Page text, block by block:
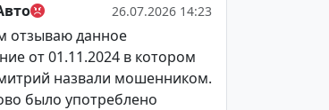
26.07.2026 14:23
отзываю данное
от 01.11.2024 в котором
назвали мошенником.
было употреблено